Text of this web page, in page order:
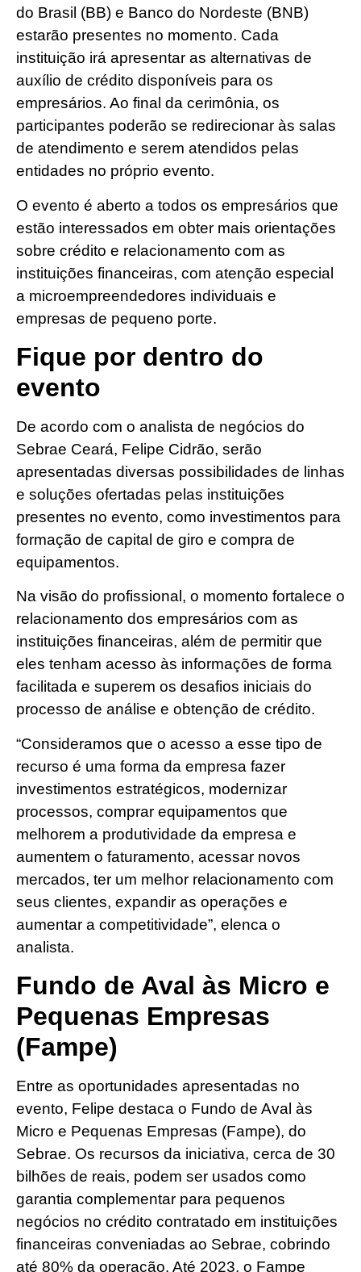
do Brasil (BB) e Banco do Nordeste (BNB)
estarão presentes no momento. Cada
instituição irá apresentar as alternativas de
auxílio de crédito disponíveis para os
empresários. Ao final da cerimônia, os
participantes poderão se redirecionar às salas
de atendimento e serem atendidos pelas
entidades no próprio evento.
O evento é aberto a todos os empresários que
estão interessados em obter mais orientações
sobre crédito e relacionamento com as
instituições financeiras, com atenção especial
a microempreendedores individuais e
empresas de pequeno porte.
Fique por dentro do
evento
De acordo com o analista de negócios do
Sebrae Ceará, Felipe Cidrão, serão
apresentadas diversas possibilidades de linhas
e soluções ofertadas pelas instituições
presentes no evento, como investimentos para
formação de capital de giro e compra de
equipamentos.
Na visão do profissional, o momento fortalece o
relacionamento dos empresários com as
instituições financeiras, além de permitir que
eles tenham acesso às informações de forma
facilitada e superem os desafios iniciais do
processo de análise e obtenção de crédito.
“Consideramos que o acesso a esse tipo de
recurso é uma forma da empresa fazer
investimentos estratégicos, modernizar
processos, comprar equipamentos que
melhorem a produtividade da empresa e
aumentem o faturamento, acessar novos
mercados, ter um melhor relacionamento com
seus clientes, expandir as operações e
aumentar a competitividade”, elenca o
analista.
Fundo de Aval às Micro e
Pequenas Empresas
(Fampe)
Entre as oportunidades apresentadas no
evento, Felipe destaca o Fundo de Aval às
Micro e Pequenas Empresas (Fampe), do
Sebrae. Os recursos da iniciativa, cerca de 30
bilhões de reais, podem ser usados como
garantia complementar para pequenos
negócios no crédito contratado em instituições
financeiras conveniadas ao Sebrae, cobrindo
até 80% da operação. Até 2023, o Fampe